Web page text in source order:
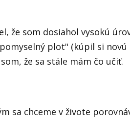
že som dosiahol vysokú
plot" (kúpil si
že sa stále mám čo učiť.
sa chceme v živote